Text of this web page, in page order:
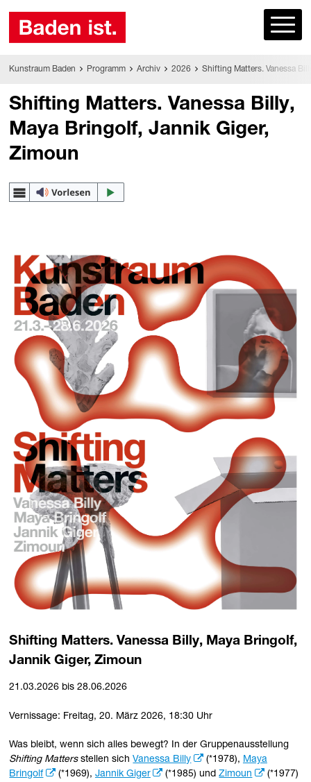
Kunstraum Baden Programm Archiv 2026 Shifting Matters. Vanessa
Shifting Matters. Vanessa Billy,
Maya Bringolf, Jannik Giger,
Zimoun
Shifting Matters. Vanessa Billy, Maya Bringolf,
Jannik Giger, Zimoun
21.03.2026 bis 28.06.2026
Vernissage: Freitag, 20. März 2026, 18:30 Uhr
Was bleibt, wenn sich alles bewegt? In der Gruppenausstellung
Shifting Mattersstellen sichVanessa Billy (*1978), Maya
Bringolf
(*1969), Jannik Giger (*1985) undZimoun
(*1977)